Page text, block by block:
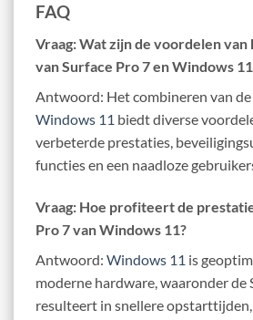
FAQ
Vraag: Wat zijn de voordelen
van Surface Pro 7 en Windows
Antwoord: Het combineren van de
Windows 11 biedt diverse
verbeterde prestaties,
functies en een naadloze
Vraag: Hoe profiteert de
Pro 7 van Windows 11?
Antwoord: Windows 11 is
moderne hardware, waaronder de
resulteert in snellere